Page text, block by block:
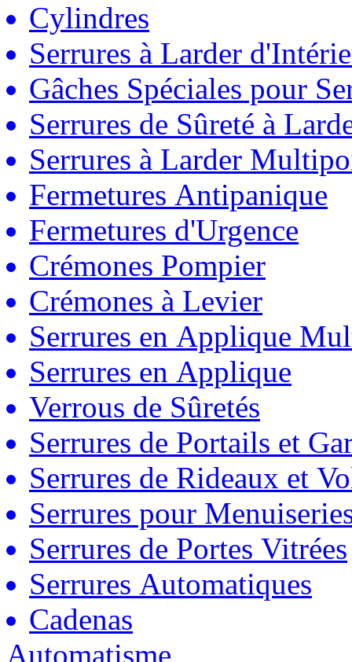
Cylindres
Serrures à Larder
Gâches Spéciales pour
Serrures de Sûreté à
Serrures à Larder
Fermetures Antipanique
Fermetures d'Urgence
Crémones Pompier
Crémones à Levier
Serrures en Applique
Serrures en Applique
Verrous de Sûretés
Serrures de Portails et
Serrures de Rideaux et
Serrures pour
Serrures de Portes Vitrées
Serrures Automatiques
Cadenas
Automatisme